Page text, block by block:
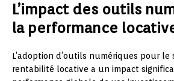
L’impact des outils
la performance
L’adoption d’outils numériques pour le
rentabilité locative a un impact